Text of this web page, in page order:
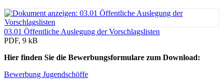
03.01 Öffentliche Auslegung der Vorschlagslisten
PDF, 9 kB
Hier finden Sie die Bewerbungsformulare zum Download:
Bewerbung Jugendschöffe